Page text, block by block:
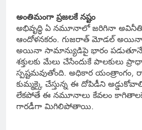
అంతిమంగా ప్రజలకే నష్టం
అభివృద్ధి ఏ నమూనాలో జరిగినా
ఆందోళనకరం. గుజరాత్ మోడల్
అయినా సామాన్యుడిపై భారం పడుతూనే
శక్తులకు మేలు చేసేందుకే పాలకులు
స్పష్టమవుతోంది. అధికార
కుమ్మక్కై చేస్తున్న ఈ దోపిడీని
లేకపోతే ఈ నమూనాలు కేవలం
గారడీగా మిగిలిపోతాయి.